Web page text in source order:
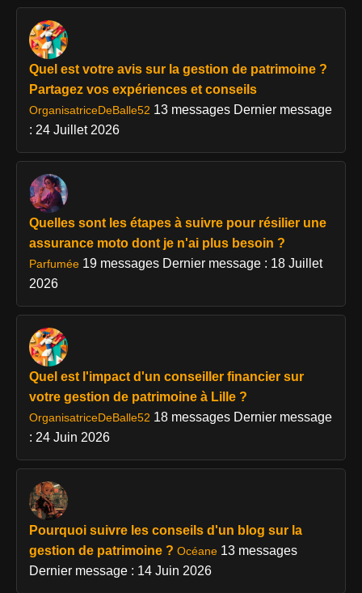
Quel est votre avis sur la gestion de patrimoine ?
Partagez vos expériences et conseils
OrganisatriceDeBalle52 13 messages Dernier message
: 24 Juillet 2026
Quelles sont les étapes à suivre pour résilier une
assurance moto dont je n'ai plus besoin ?
Parfumée 19 messages Dernier message : 18 Juillet
2026
Quel est l'impact d'un conseiller financier sur
votre gestion de patrimoine à Lille ?
OrganisatriceDeBalle52 18 messages Dernier message
: 24 Juin 2026
Pourquoi suivre les conseils d'un blog sur la
gestion de patrimoine ? Océane 13 messages
Dernier message : 14 Juin 2026